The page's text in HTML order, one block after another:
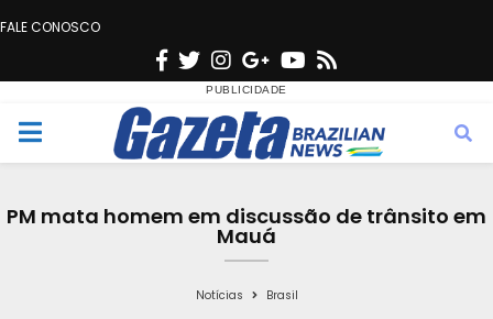
FALE CONOSCO
F
c
e
o
T
w
i
t
e
n
s
t
g
r
a
G
o
o
g
e
Y
u
t
b
s
M
PM mata homem em discussão de trânsito em
Mauá
Notícias Brasil